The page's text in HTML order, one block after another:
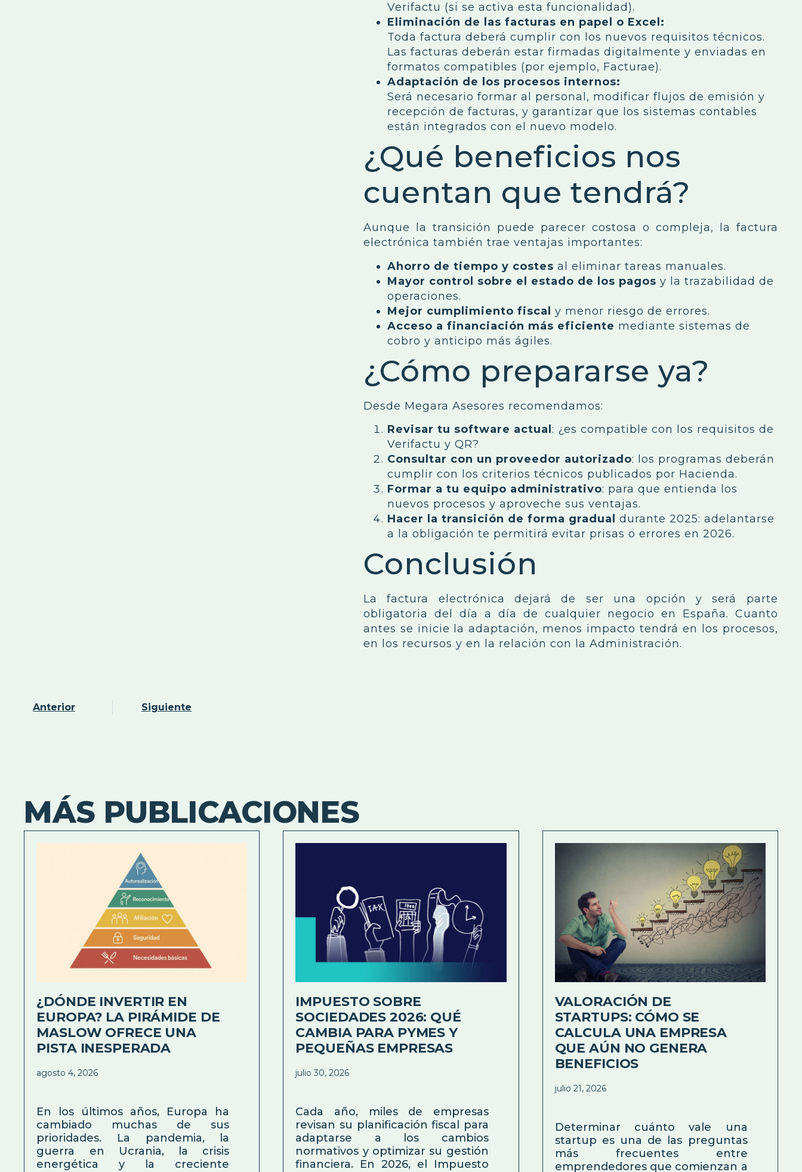
Verifactu (si se activa esta funcionalidad).
Eliminación de las facturas en papel o Excel:
Toda factura deberá cumplir con los nuevos requisitos técnicos.
Las facturas deberán estar firmadas digitalmente y enviadas en
formatos compatibles (por ejemplo, Facturae).
Adaptación de los procesos internos:
Será necesario formar al personal, modificar flujos de emisión y
recepción de facturas, y garantizar que los sistemas contables
están integrados con el nuevo modelo.
¿Qué beneficios nos
cuentan que tendrá?
Aunque la transición puede parecer costosa o compleja, la factura
electrónica también trae ventajas importantes:
Ahorro de tiempo y costes al eliminar tareas manuales.
Mayor control sobre el estado de los pagos y la trazabilidad de
operaciones.
Mejor cumplimiento fiscal
y menor riesgo de errores.
Acceso a financiación más eficiente mediante sistemas de
cobro y anticipo más ágiles.
¿Cómo prepararse ya?
Desde Megara Asesores recomendamos:
Revisar tu software actual : ¿es compatible con los requisitos de
Verifactu y QR?
Consultar con un proveedor autorizado: los programas deberán
cumplir con los criterios técnicos publicados por Hacienda.
Formar a tu equipo administrativo: para que entienda los
nuevos procesos y aproveche sus ventajas.
Hacer la transición de forma gradual
durante 2025: adelantarse
a la obligación te permitirá evitar prisas o errores en 2026.
Conclusión
La factura electrónica dejará de ser una opción y será parte
obligatoria del día a día de cualquier negocio en España. Cuanto
antes se inicie la adaptación, menos impacto tendrá en los procesos,
en los recursos y en la relación con la Administración.
Anterior Siguiente
MÁS PUBLICACIONES
¿DÓNDE INVERTIR EN
EUROPA? LA PIRÁMIDE DE
MASLOW OFRECE UNA
PISTA INESPERADA
agosto 4, 2026
En los últimos años, Europa ha
cambiado muchas de sus
prioridades. La pandemia, la
guerra en Ucrania, la crisis
energética y la creciente
IMPUESTO SOBRE
SOCIEDADES 2026: QUÉ
CAMBIA PARA PYMES Y
PEQUEÑAS EMPRESAS
julio 30, 2026
Cada año, miles de empresas
revisan su planificación fiscal para
adaptarse a los cambios
normativos y optimizar su gestión
financiera. En 2026, el Impuesto
VALORACIÓN DE
STARTUPS: CÓMO SE
CALCULA UNA EMPRESA
QUE AÚN NO GENERA
BENEFICIOS
julio 21, 2026
Determinar cuánto vale una
startup es una de las preguntas
más frecuentes entre
emprendedores que comienzan a